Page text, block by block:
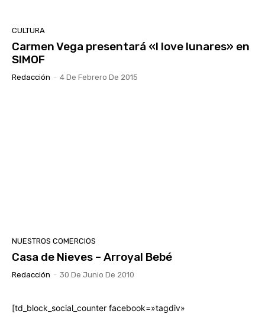
CULTURA
Carmen Vega presentará «I love lunares» en
SIMOF
Redacción - 4 De Febrero De 2015
NUESTROS COMERCIOS
Casa de Nieves – Arroyal Bebé
Redacción - 30 De Junio De 2010
[td_block_social_counter facebook=»tagdiv»